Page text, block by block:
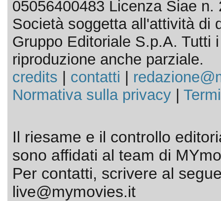
05056400483 Licenza Siae n.
Società soggetta all'attività di
Gruppo Editoriale S.p.A. Tutti
riproduzione anche parziale.
credits
contatti
Normativa sulla privacy|
Il riesame e il controllo
sono affidati al team di
Per contatti, scrivere al
live@mymovies.it